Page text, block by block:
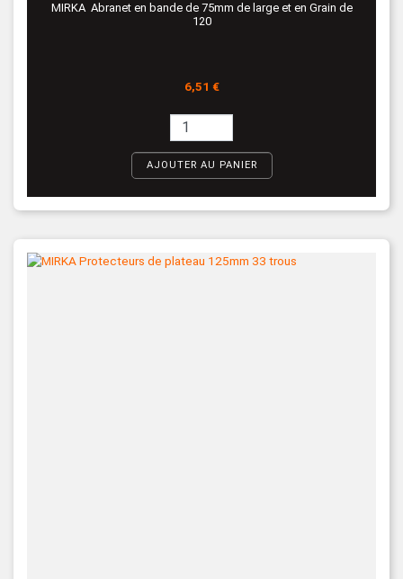
MIRKA Abranet en bande de 75mm de large et en Grain de
120
Prix
6,51 €
AJOUTER AU PANIER